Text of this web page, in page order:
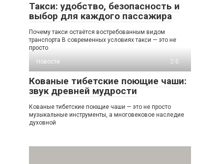
Такси: удобство, безопасность и
выбор для каждого пассажира
Почему такси остаётся востребованным видом
транспорта В современных условиях такси — это не
просто
Новости
0
Кованые тибетские поющие чаши:
звук древней мудрости
Кованые тибетские поющие чаши — это не просто
музыкальные инструменты, а многовековое наследие
духовной